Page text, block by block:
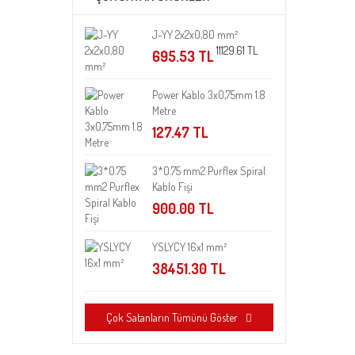
J-YY 2x2x0,80 mm²
695.53 TL11129.61 TL
Power Kablo 3x0,75mm 1.8
Metre
127.47 TL
3*0.75 mm2 Purflex Spiral
Kablo Fişi
900.00 TL
YSLYCY 16x1 mm²
38451.30 TL
Çok Satanların Tümünü Göster